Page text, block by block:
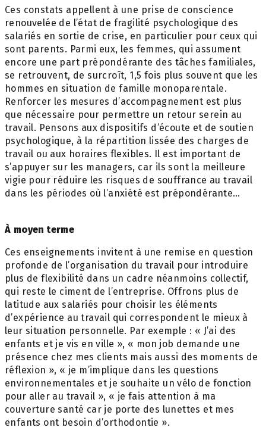
Ces constats appellent à une prise de conscience
renouvelée de l’état de fragilité psychologique des
salariés en sortie de crise, en particulier pour ceux qui
sont parents. Parmi eux, les femmes, qui assument
encore une part prépondérante des tâches familiales,
se retrouvent, de surcroît, 1,5 fois plus souvent que les
hommes en situation de famille monoparentale.
Renforcer les mesures d’accompagnement est plus
que nécessaire pour permettre un retour serein au
travail. Pensons aux dispositifs d’écoute et de soutien
psychologique, à la répartition lissée des charges de
travail ou aux horaires flexibles. Il est important de
s’appuyer sur les managers, car ils sont la meilleure
vigie pour réduire les risques de souffrance au travail
dans les périodes où l’anxiété est prépondérante…
À moyen terme
Ces enseignements invitent à une remise en question
profonde de l’organisation du travail pour introduire
plus de flexibilité dans un cadre néanmoins collectif,
qui reste le ciment de l’entreprise. Offrons plus de
latitude aux salariés pour choisir les éléments
d’expérience au travail qui correspondent le mieux à
leur situation personnelle. Par exemple : « J’ai des
enfants et je vis en ville », « mon job demande une
présence chez mes clients mais aussi des moments de
réflexion », « je m’implique dans les questions
environnementales et je souhaite un vélo de fonction
pour aller au travail », « je fais attention à ma
couverture santé car je porte des lunettes et mes
enfants ont besoin d’orthodontie ».